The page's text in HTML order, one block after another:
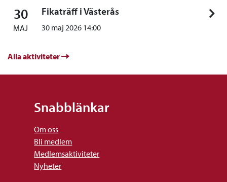
30
MAJ
Fikaträff i Västerås
30 maj 2026 14:00
Alla aktiviteter
Snabblänkar
Om oss
Bli medlem
Medlemsaktiviteter
Nyheter